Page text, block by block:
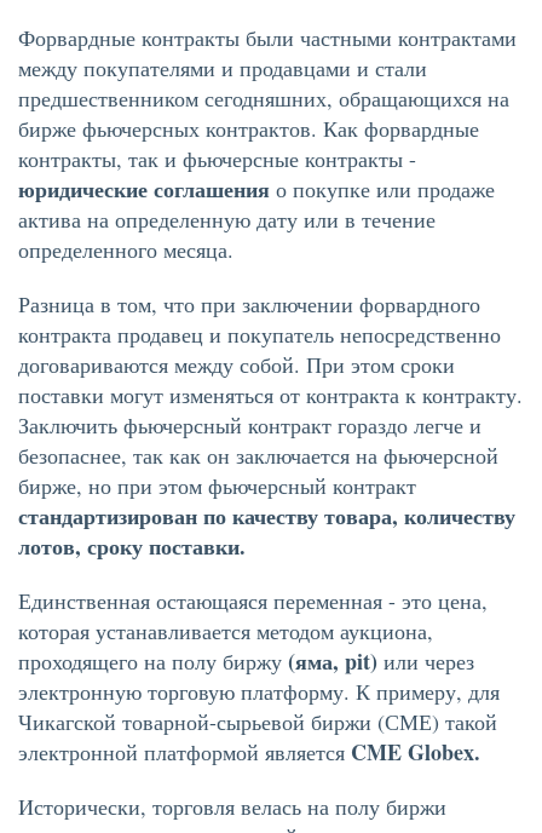
Форвардные контракты были частными контрактами
между покупателями и продавцами и стали
предшественником сегодняшних, обращающихся на
бирже фьючерсных контрактов. Как форвардные
контракты, так и фьючерсные контракты -
юридические соглашения о покупке или продаже
актива на определенную дату или в течение
определенного месяца.
Разница в том, что при заключении форвардного
контракта продавец и покупатель непосредственно
договариваются между собой. При этом сроки
поставки могут изменяться от контракта к контракту.
Заключить фьючерсный контракт гораздо легче и
безопаснее, так как он заключается на фьючерсной
бирже, но при этом фьючерсный контракт
стандартизирован по качеству товара, количеству
лотов, сроку поставки.
Единственная остающаяся переменная - это цена,
которая устанавливается методом аукциона,
проходящего на полу биржу (яма, pit) или через
электронную торговую платформу. К примеру, для
Чикагской товарной-сырьевой биржи (СМЕ) такой
электронной платформой является CME Globex.
Исторически, торговля велась на полу биржи